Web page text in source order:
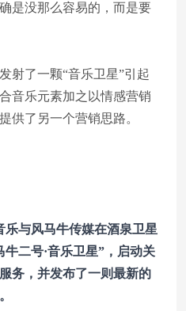
是没那么容易的，而是要
射了一颗“音乐卫星”引起
音乐元素加之以情感营销
供了另一个营销思路。
乐与风马牛传媒在酒泉卫星
二号·音乐卫星”，启动关
务，并发布了一则最新的